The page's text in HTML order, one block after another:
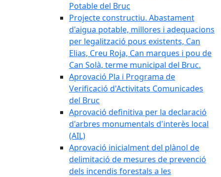
Potable del Bruc
Projecte constructiu. Abastament
d'aigua potable, millores i adequacions
per legalització pous existents, Can
Elias, Creu Roja, Can marques i pou de
Can Solà, terme municipal del Bruc.
Aprovació Pla i Programa de
Verificació d'Activitats Comunicades
del Bruc
Aprovació definitiva per la declaració
d'arbres monumentals d'interès local
(AIL)
Aprovació inicialment del plànol de
delimitació de mesures de prevenció
dels incendis forestals a les